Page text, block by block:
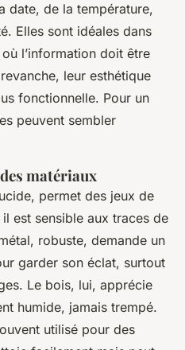
date, de la température,
Elles sont idéales dans
l’information doit être
leur esthétique
fonctionnelle. Pour un
peuvent sembler
matériaux
permet des jeux de
est sensible aux traces de
robuste, demande un
garder son éclat, surtout
Le bois, lui, apprécie
humide, jamais trempé.
utilisé pour des